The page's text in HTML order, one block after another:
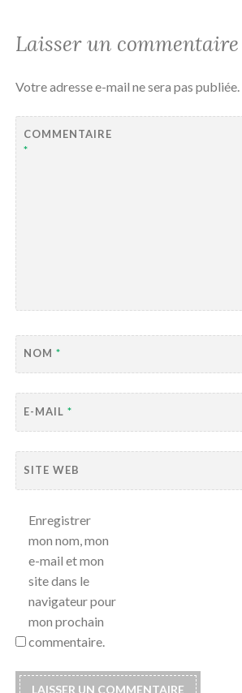
Laisser un commentaire
Votre adresse e-mail ne sera pas publiée.
COMMENTAIRE
*
NOM*
E-MAIL*
SITE WEB
Enregistrer
mon nom, mon
e-mail et mon
site dans le
navigateur pour
mon prochain
commentaire.